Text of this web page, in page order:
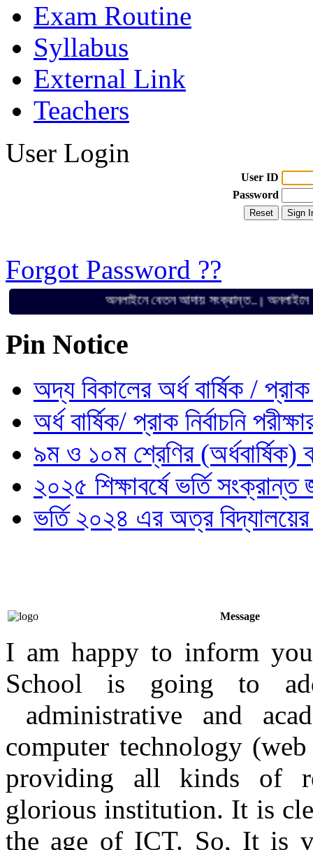
Exam Routine
Syllabus
External Link
Teachers
User Login
User ID
Password
Forgot Password ??
অনলাইনে বেতন আদায় সংক্রান্ত..||অনলাইনে বেতন
Pin Notice
অদ্য বিকালের অর্ধ বার্ষিক / প্রাক
অর্ধ বার্ষিক/ প্রাক নির্বাচনি
৯ম ও ১০ম শ্রেণির (অর্ধবার্ষিক)
২০২৫ শিক্ষাবর্ষে ভর্তি সংক্রান্ত
ভর্তি ২০২৪ এর অত্র
Message
I am happy to inform
School is going to
administrative and
computer technology
providing all kinds of
glorious institution. It is
the age of ICT. So, It is